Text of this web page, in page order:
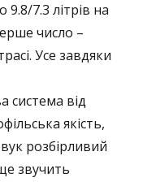
7.3 літрів на
число –
Усе завдяки
система від
якість,
розбірливий
звучить